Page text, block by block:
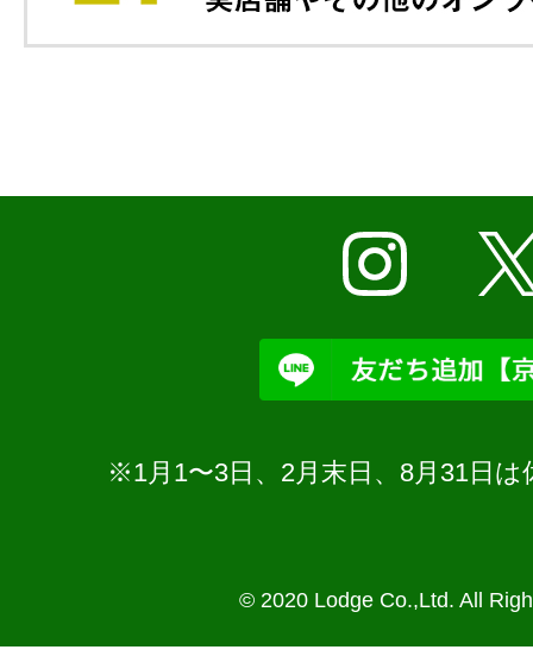
※1月1〜3日、2月末日、8月31日
© 2020 Lodge Co.,Ltd. All